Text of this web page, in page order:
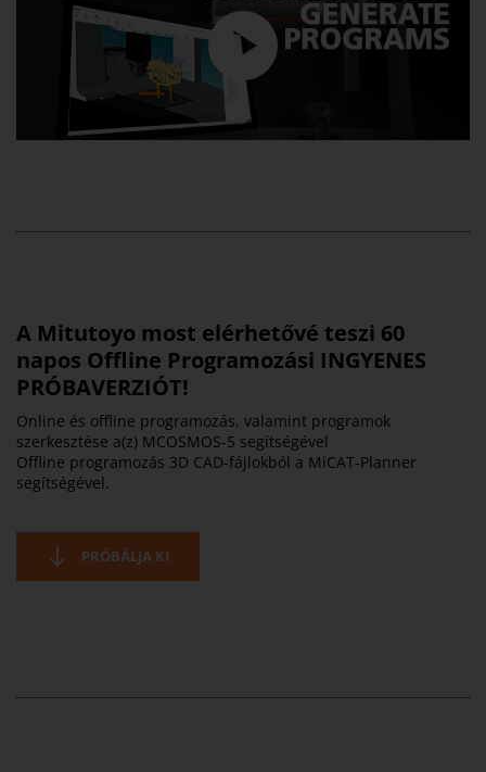
A Mitutoyo most elérhetővé teszi 60
napos Offline Programozási INGYENES
PRÓBAVERZIÓT!
Online és offline programozás, valamint programok
szerkesztése a(z) MCOSMOS-5 segítségével
Offline programozás 3D CAD-fájlokból a MiCAT-Planner
segítségével.
PRÓBÁLJA KI